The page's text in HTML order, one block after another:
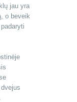
jau yra
o beveik